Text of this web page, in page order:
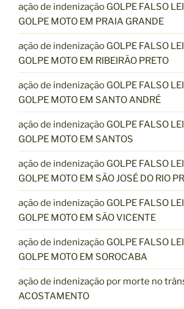
ação de indenização GOLPE FALSO
GOLPE MOTO EM PRAIA GRANDE
ação de indenização GOLPE FALSO
GOLPE MOTO EM RIBEIRÃO PRETO
ação de indenização GOLPE FALSO
GOLPE MOTO EM SANTO ANDRÉ
ação de indenização GOLPE FALSO
GOLPE MOTO EM SANTOS
ação de indenização GOLPE FALSO
GOLPE MOTO EM SÃO JOSÉ DO RIO
ação de indenização GOLPE FALSO
GOLPE MOTO EM SÃO VICENTE
ação de indenização GOLPE FALSO
GOLPE MOTO EM SOROCABA
ação de indenização por morte no
ACOSTAMENTO